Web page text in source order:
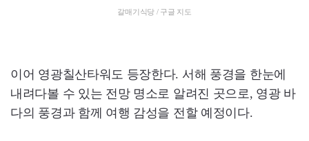
갈매기식당 / 구글 지도
이어 영광칠산타워도 등장한다. 서해 풍경을 한눈에
내려다볼 수 있는 전망 명소로 알려진 곳으로, 영광 바
다의 풍경과 함께 여행 감성을 전할 예정이다.